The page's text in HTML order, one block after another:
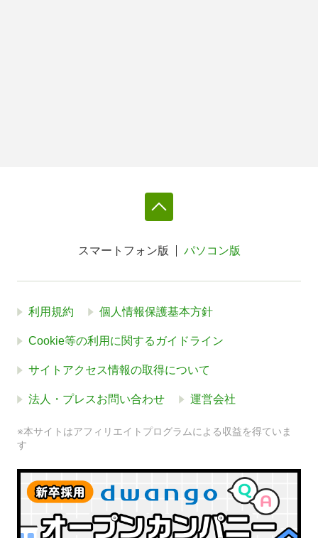
スマートフォン版 パソコン版
利用規約 個人情報保護基本方針
Cookie等の利用に関するガイドライン
サイトアクセス情報の取得について
法人・プレスお問い合わせ 運営会社
※本サイトはアフィリエイトプログラムによる収益を得ていま
す